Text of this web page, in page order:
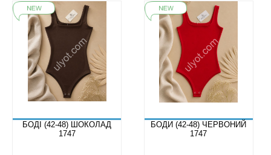
БОДІ (42-48) ШОКОЛАД
1747
БОДИ (42-48) ЧЕРВОНИЙ
1747